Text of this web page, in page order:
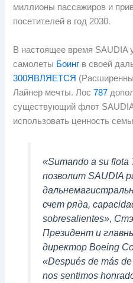
миллионы пассажиров и
посетителей в год 2030.
В настоящее время SAUDIA
самолеты Боинг в своей
300ЯВЛЯЕТСЯ
Лайнер мечты. Лос787
существующий флот
использовать ценность
«Sumando a su flota
позволит SAUDIA
счет ряда,
sobresalientes»,
Президент и
директор Boeing
«Después de más de
nos sentimos